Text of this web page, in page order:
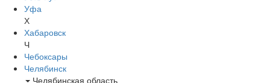
Уфа
Х
Хабаровск
Ч
Чебоксары
Челябинск
Челябинская область